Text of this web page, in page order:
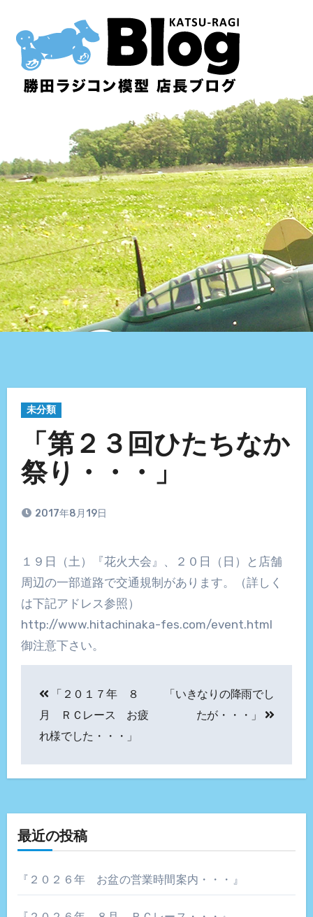
未分類
「第２３回ひたちなか
祭り・・・」
2017年8月19日
１９日（土）『花火大会』、２０日（日）と店舗
周辺の一部道路で交通規制があります。（詳しく
は下記アドレス参照）
http://www.hitachinaka-fes.com/event.html
御注意下さい。
稿
ナ
ビ
シ
ョ
ン
「２０１７年 ８
月 ＲＣレース お疲
れ様でした・・・」
「いきなりの降雨でし
たが・・・」
最近の投稿
『２０２６年 お盆の営業時間案内・・・』